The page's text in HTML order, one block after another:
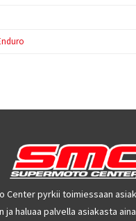
Center pyrkii toimiessaan
ja haluaa palvella asiakasta